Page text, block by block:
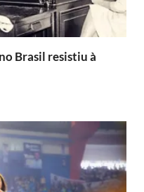
Brasil resistiu à